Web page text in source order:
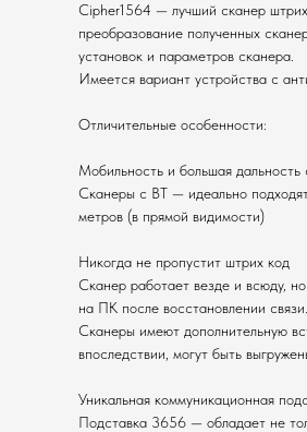
Cipher1564 — лучший сканер
преобразование полученных
установок и параметров сканера.
Имеется вариант устройства с
Отличительные особенности:
Мобильность и большая дальность
Сканеры с BT — идеально
метров (в прямой видимости)
Никогда не пропустит штрих код
Сканер работает везде и всюду,
на ПК после восстановлении связи.
Сканеры имеют дополнительную
впоследствии, могут быть
Уникальная коммуникационная
Подставка 3656 — обладает не